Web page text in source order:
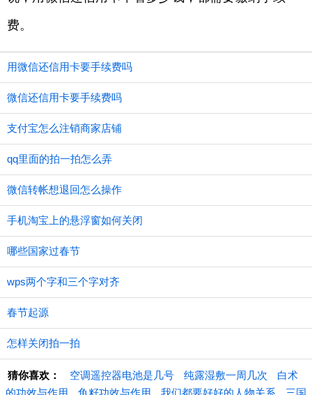
费。
用微信还信用卡要手续费吗
微信还信用卡要手续费吗
支付宝怎么注销商家店铺
qq里面的拍一拍怎么弄
微信转帐想退回怎么操作
手机淘宝上的悬浮窗如何关闭
哪些国家过春节
wps两个字和三个字对齐
春节起源
怎样关闭拍一拍
猜你喜欢： 空调遥控器电池是几号 纯露湿敷一周几次
白术
的功效与作用
鱼籽功效与作用 我们都要好好的人物关系 三国